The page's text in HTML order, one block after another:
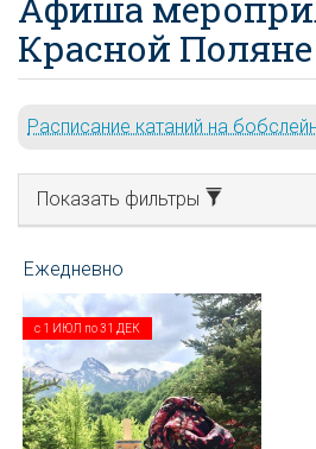
Красной Поляне
Расписание катаний на
Показать фильтры
с 1 ИЮЛ по31 ДЕК